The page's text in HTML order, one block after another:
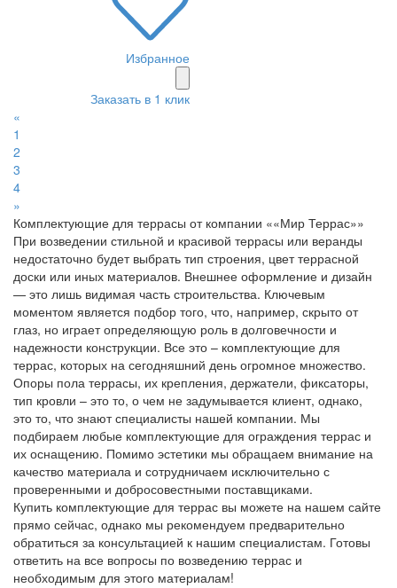
Избранное
Заказать в 1 клик
«
1
2
3
4
»
Комплектующие для террасы от компании ««Мир Террас»»
При возведении стильной и красивой террасы или веранды
недостаточно будет выбрать тип строения, цвет террасной
доски или иных материалов. Внешнее оформление и дизайн
— это лишь видимая часть строительства. Ключевым
моментом является подбор того, что, например, скрыто от
глаз, но играет определяющую роль в долговечности и
надежности конструкции. Все это – комплектующие для
террас, которых на сегодняшний день огромное множество.
Опоры пола террасы, их крепления, держатели, фиксаторы,
тип кровли – это то, о чем не задумывается клиент, однако,
это то, что знают специалисты нашей компании. Мы
подбираем любые комплектующие для ограждения террас и
их оснащению. Помимо эстетики мы обращаем внимание на
качество материала и сотрудничаем исключительно с
проверенными и добросовестными поставщиками.
Купить комплектующие для террас вы можете на нашем сайте
прямо сейчас, однако мы рекомендуем предварительно
обратиться за консультацией к нашим специалистам. Готовы
ответить на все вопросы по возведению террас и
необходимым для этого материалам!